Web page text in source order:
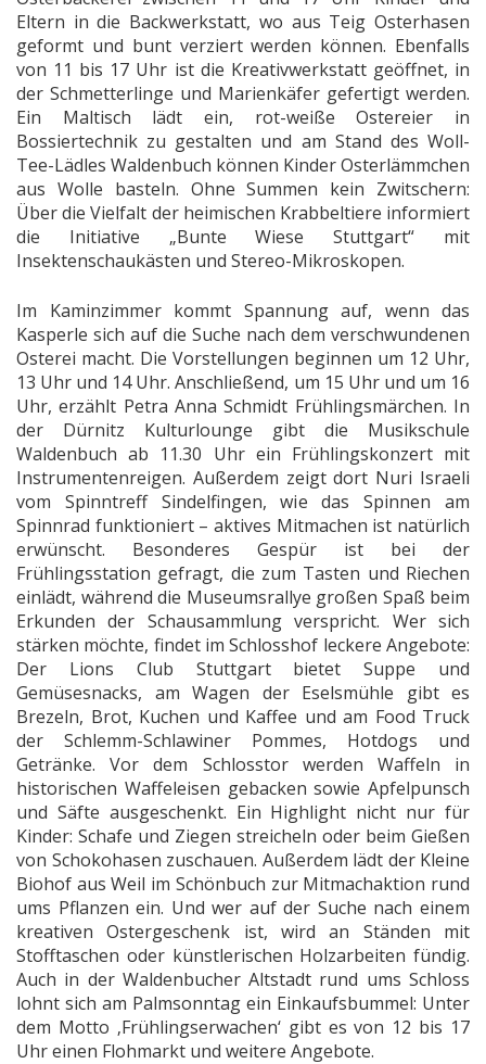
Eltern in die Backwerkstatt, wo aus Teig Osterhasen
geformt und bunt verziert werden können. Ebenfalls
von 11 bis 17 Uhr ist die Kreativwerkstatt geöffnet, in
der Schmetterlinge und Marienkäfer gefertigt werden.
Ein Maltisch lädt ein, rot-weiße Ostereier in
Bossiertechnik zu gestalten und am Stand des Woll-
Tee-Lädles Waldenbuch können Kinder Osterlämmchen
aus Wolle basteln. Ohne Summen kein Zwitschern:
Über die Vielfalt der heimischen Krabbeltiere informiert
die Initiative „Bunte Wiese Stuttgart“ mit
Insektenschaukästen und Stereo-Mikroskopen.
Im Kaminzimmer kommt Spannung auf, wenn das
Kasperle sich auf die Suche nach dem verschwundenen
Osterei macht. Die Vorstellungen beginnen um 12 Uhr,
13 Uhr und 14 Uhr. Anschließend, um 15 Uhr und um 16
Uhr, erzählt Petra Anna Schmidt Frühlingsmärchen. In
der Dürnitz Kulturlounge gibt die Musikschule
Waldenbuch ab 11.30 Uhr ein Frühlingskonzert mit
Instrumentenreigen. Außerdem zeigt dort Nuri Israeli
vom Spinntreff Sindelfingen, wie das Spinnen am
Spinnrad funktioniert – aktives Mitmachen ist natürlich
erwünscht. Besonderes Gespür ist bei der
Frühlingsstation gefragt, die zum Tasten und Riechen
einlädt, während die Museumsrallye großen Spaß beim
Erkunden der Schausammlung verspricht. Wer sich
stärken möchte, findet im Schlosshof leckere Angebote:
Der Lions Club Stuttgart bietet Suppe und
Gemüsesnacks, am Wagen der Eselsmühle gibt es
Brezeln, Brot, Kuchen und Kaffee und am Food Truck
der Schlemm-Schlawiner Pommes, Hotdogs und
Getränke. Vor dem Schlosstor werden Waffeln in
historischen Waffeleisen gebacken sowie Apfelpunsch
und Säfte ausgeschenkt. Ein Highlight nicht nur für
Kinder: Schafe und Ziegen streicheln oder beim Gießen
von Schokohasen zuschauen. Außerdem lädt der Kleine
Biohof aus Weil im Schönbuch zur Mitmachaktion rund
ums Pflanzen ein. Und wer auf der Suche nach einem
kreativen Ostergeschenk ist, wird an Ständen mit
Stofftaschen oder künstlerischen Holzarbeiten fündig.
Auch in der Waldenbucher Altstadt rund ums Schloss
lohnt sich am Palmsonntag ein Einkaufsbummel: Unter
dem Motto ‚Frühlingserwachen‘ gibt es von 12 bis 17
Uhr einen Flohmarkt und weitere Angebote.